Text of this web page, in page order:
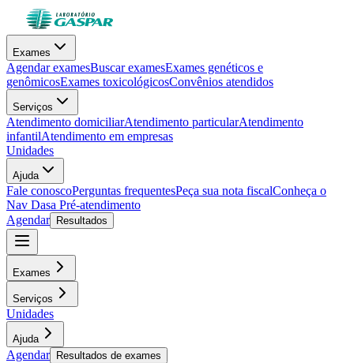
Exames
Agendar examesBuscar examesExames genéticos e
genômicosExames toxicológicosConvênios atendidos
Serviços
Atendimento domiciliarAtendimento particularAtendimento
infantilAtendimento em empresas
Unidades
Ajuda
Fale conoscoPerguntas frequentesPeça sua nota fiscalConheça o
Nav Dasa Pré-atendimento
Agendar
Resultados
Exames
Serviços
Unidades
Ajuda
Agendar Resultados de exames